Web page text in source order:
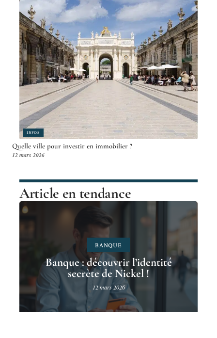
INFOS
Quelle ville pour investir en immobilier ?
12 mars 2026
Article en tendance
BANQUE
Banque : découvrir l’identité
secrète de Nickel !
12 mars 2026